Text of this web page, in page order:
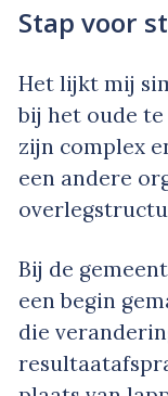
Stap voor
Het lijkt mij
bij het oude
zijn complex
een andere
Bij de
een begin
die